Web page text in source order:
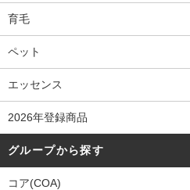
育毛
ペット
エッセンス
2026年登録商品
グループから探す
コア(COA)